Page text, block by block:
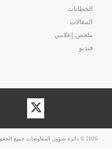
الخطابات
المقالات
ملخص إعلامي
فيديو
زيارة
حسابنا
على
2026 © دائرة شؤون المفاوضات جميع الحقوق محفوظة